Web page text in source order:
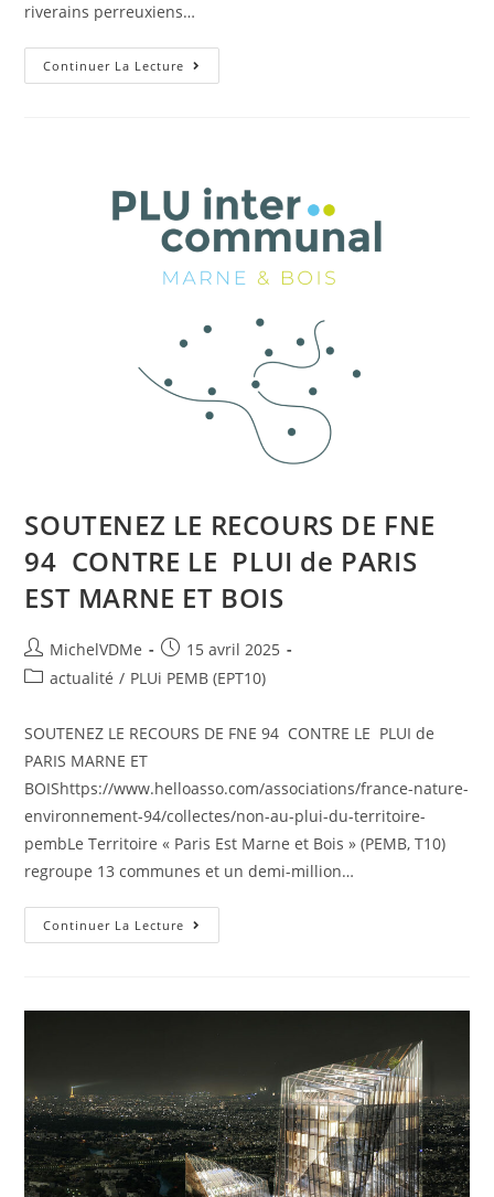
riverains perreuxiens…
Continuer La Lecture
SOUTENEZ LE RECOURS DE FNE
94 CONTRE LE PLUI de PARIS
EST MARNE ET BOIS
MichelVDMe
15 avril 2025
actualité / PLUi PEMB (EPT10)
SOUTENEZ LE RECOURS DE FNE 94 CONTRE LE PLUI de
PARIS MARNE ET
BOIShttps://www.helloasso.com/associations/france-nature-
environnement-94/collectes/non-au-plui-du-territoire-
pembLe Territoire « Paris Est Marne et Bois » (PEMB, T10)
regroupe 13 communes et un demi-million…
Continuer La Lecture